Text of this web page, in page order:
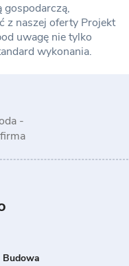
gospodarczą,
z naszej oferty Projekt
uwagę nie tylko
wykonania.
-
Budowa